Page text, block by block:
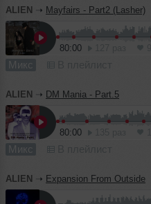
ALIEN ➝ Mayfairs - Part2 (Lasher)
80:00
Микс
ALIEN ➝ DM Mania - Part.5
80:00
Микс
ALIEN ➝ Expansion From Outside